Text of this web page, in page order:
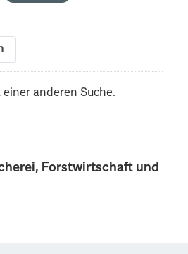
Forstwirtschaft und
anderen Suche.